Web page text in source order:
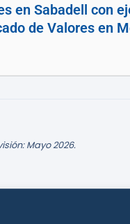
en Sabadell con
de Valores en
Mayo 2026.